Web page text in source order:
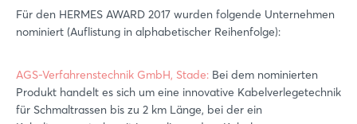
Für den HERMES AWARD 2017 wurden folgende Unternehmen
nominiert (Auflistung in alphabetischer Reihenfolge):
AGS-Verfahrenstechnik GmbH, Stade: Bei dem nominierten
Produkt handelt es sich um eine innovative Kabelverlegetechnik
für Schmaltrassen bis zu 2 km Länge, bei der ein